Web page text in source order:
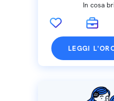
In cosa
LEGGI